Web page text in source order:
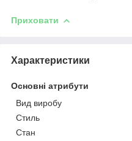
Приховати
Характеристики
Основні атрибути
Вид виробу
Стиль
Стан